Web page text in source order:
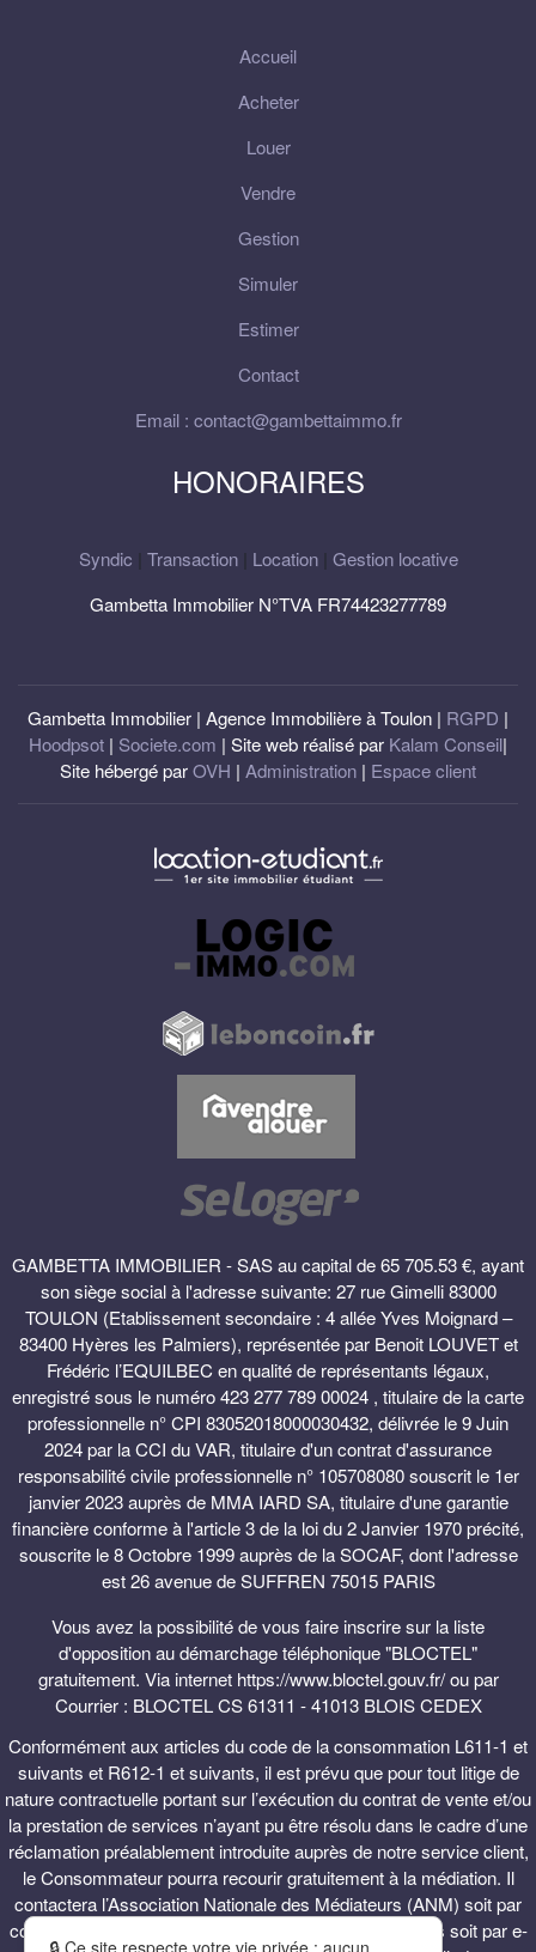
Accueil
Acheter
Louer
Vendre
Gestion
Simuler
Estimer
Contact
Email : contact@gambettaimmo.fr
HONORAIRES
Syndic Transaction| Location| Gestion locative
Gambetta Immobilier N°TVA FR74423277789
Gambetta Immobilier | Agence Immobilière à Toulon | RGPD |
Hoodpsot | Societe.com | Site web réalisé par Kalam Conseil|
Site hébergé parOVH | Administration | Espace client
GAMBETTA IMMOBILIER - SAS au capital de 65 705.53 €, ayant
son siège social à l'adresse suivante: 27 rue Gimelli 83000
TOULON (Etablissement secondaire : 4 allée Yves Moignard –
83400 Hyères les Palmiers), représentée par Benoit LOUVET et
Frédéric l’EQUILBEC en qualité de représentants légaux,
enregistré sous le numéro 423 277 789 00024 , titulaire de la carte
professionnelle n° CPI 83052018000030432, délivrée le 9 Juin
2024 par la CCI du VAR, titulaire d'un contrat d'assurance
responsabilité civile professionnelle n° 105708080 souscrit le 1er
janvier 2023 auprès de MMA IARD SA, titulaire d'une garantie
financière conforme à l'article 3 de la loi du 2 Janvier 1970 précité,
souscrite le 8 Octobre 1999 auprès de la SOCAF, dont l'adresse
est 26 avenue de SUFFREN 75015 PARIS
Vous avez la possibilité de vous faire inscrire sur la liste
d'opposition au démarchage téléphonique "BLOCTEL"
gratuitement. Via internet https://www.bloctel.gouv.fr/ ou par
Courrier : BLOCTEL CS 61311 - 41013 BLOIS CEDEX
Conformément aux articles du code de la consommation L611-1 et
suivants et R612-1 et suivants, il est prévu que pour tout litige de
nature contractuelle portant sur l’exécution du contrat de vente et/ou
la prestation de services n’ayant pu être résolu dans le cadre d’une
réclamation préalablement introduite auprès de notre service client,
le Consommateur pourra recourir gratuitement à la médiation. Il
contactera l’Association Nationale des Médiateurs (ANM) soit par
courrier en écrivant au 2 rue de Colmar 94300 Vincenes soit par e-
🔒 Ce site respecte votre vie privée : aucun